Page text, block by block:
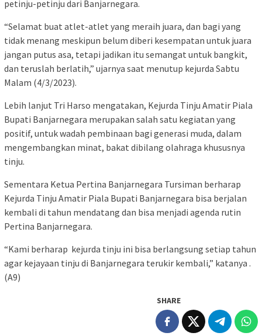
petinju-petinju dari Banjarnegara.
“Selamat buat atlet-atlet yang meraih juara, dan bagi yang
tidak menang meskipun belum diberi kesempatan untuk juara
jangan putus asa, tetapi jadikan itu semangat untuk bangkit,
dan teruslah berlatih,” ujarnya saat menutup kejurda Sabtu
Malam (4/3/2023).
Lebih lanjut Tri Harso mengatakan, Kejurda Tinju Amatir Piala
Bupati Banjarnegara merupakan salah satu kegiatan yang
positif, untuk wadah pembinaan bagi generasi muda, dalam
mengembangkan minat, bakat dibilang olahraga khususnya
tinju.
Sementara Ketua Pertina Banjarnegara Tursiman berharap
Kejurda Tinju Amatir Piala Bupati Banjarnegara bisa berjalan
kembali di tahun mendatang dan bisa menjadi agenda rutin
Pertina Banjarnegara.
“Kami berharap kejurda tinju ini bisa berlangsung setiap tahun
agar kejayaan tinju di Banjarnegara terukir kembali,” katanya .
(A9)
SHARE